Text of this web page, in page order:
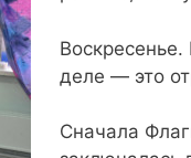
деле — это
Сначала